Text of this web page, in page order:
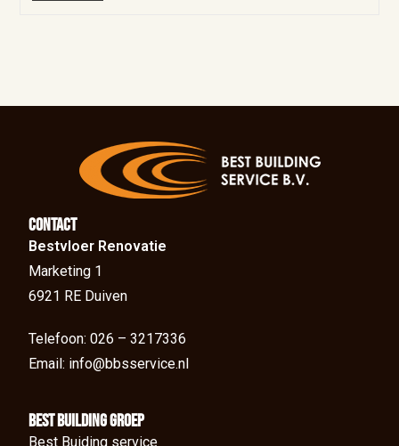
Contact
Bestvloer Renovatie
Marketing 1
6921 RE Duiven
Telefoon: 026 – 3217336
Email: info@bbsservice.nl
BEst Building groep
Best Buiding service